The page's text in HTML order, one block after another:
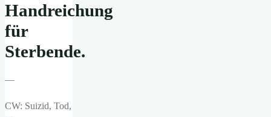
Handreichung
für
Sterbende.
—
CW: Suizid, Tod,